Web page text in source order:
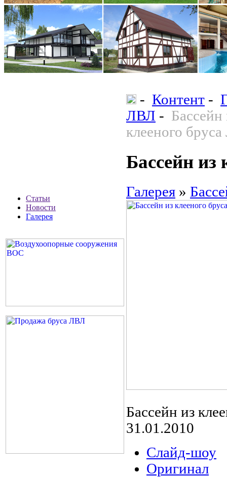
Статьи
Новости
Галерея
- Контент -
ЛВЛ -
клееного
Бассейн из
Галерея »
Бассейн из
31.01.2010
Слайд-шоу
Оригинал